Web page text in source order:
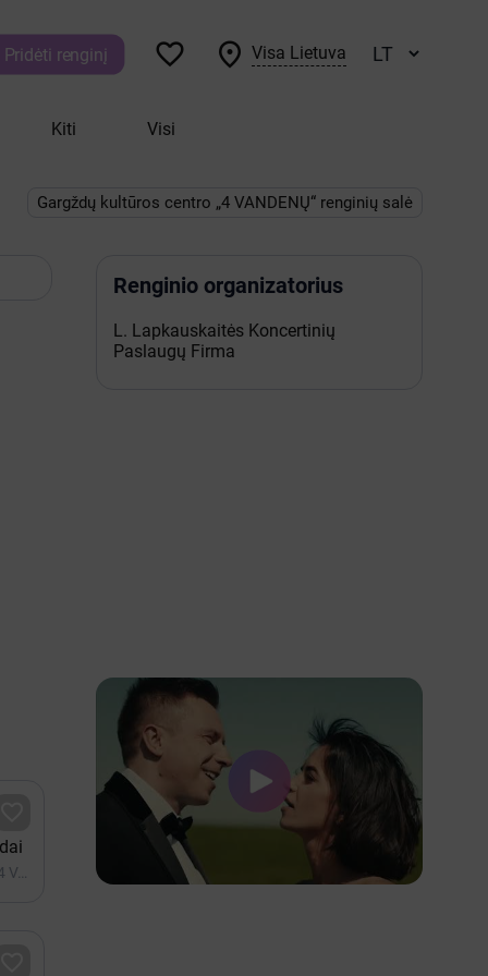
Pridėti renginį   Visa Lietuva
Kiti Visi
Gargždų kultūros centro „4 VANDENŲ“ renginių salė
Gargždai, Gargždų kultūros centro „4 VANDENŲ“ renginių salė
Renginio organizatorius
L. Lapkauskaitės Koncertinių
Paslaugų Firma